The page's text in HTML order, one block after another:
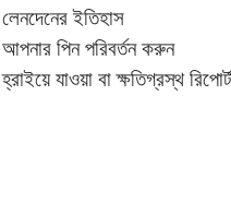
লেনদেনের ইতিহাস
আপনার পিন পরিবর্তন করুন
হ্রাইয়ে যাওয়া বা ক্ষতিগ্রস্থ